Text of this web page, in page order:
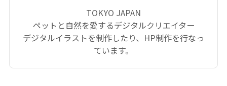
TOKYO JAPAN
ペットと自然を愛するデジタルクリエイター
デジタルイラストを制作したり、HP制作を行なっ
ています。